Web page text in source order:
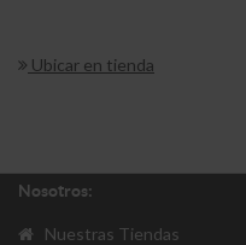
Ubicar en tienda
Nosotros:
Nuestras Tiendas